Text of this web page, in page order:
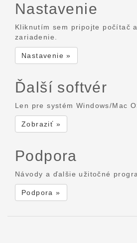
Nastavenie
Kliknutím sem pripojte počítač
zariadenie.
Nastavenie »
Ďalší softvér
Len pre systém Windows/Mac
Zobraziť »
Podpora
Návody a ďalšie užitočné
Podpora »